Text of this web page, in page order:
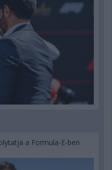
a Formula-E-ben